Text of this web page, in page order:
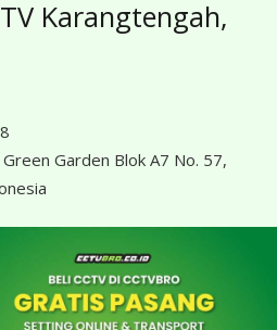
Karangtengah,
Green Garden Blok A7 No. 57,